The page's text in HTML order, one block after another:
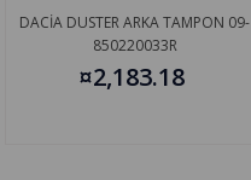
DACİA DUSTER ARKA TAMPON 09-
850220033R
¤2,183.18